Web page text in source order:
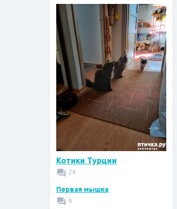
Котики Турции
24
Первая мышка
6